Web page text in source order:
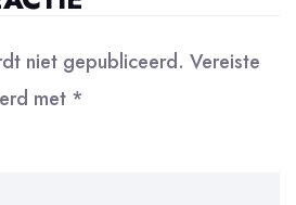
niet gepubliceerd. Vereiste
met *